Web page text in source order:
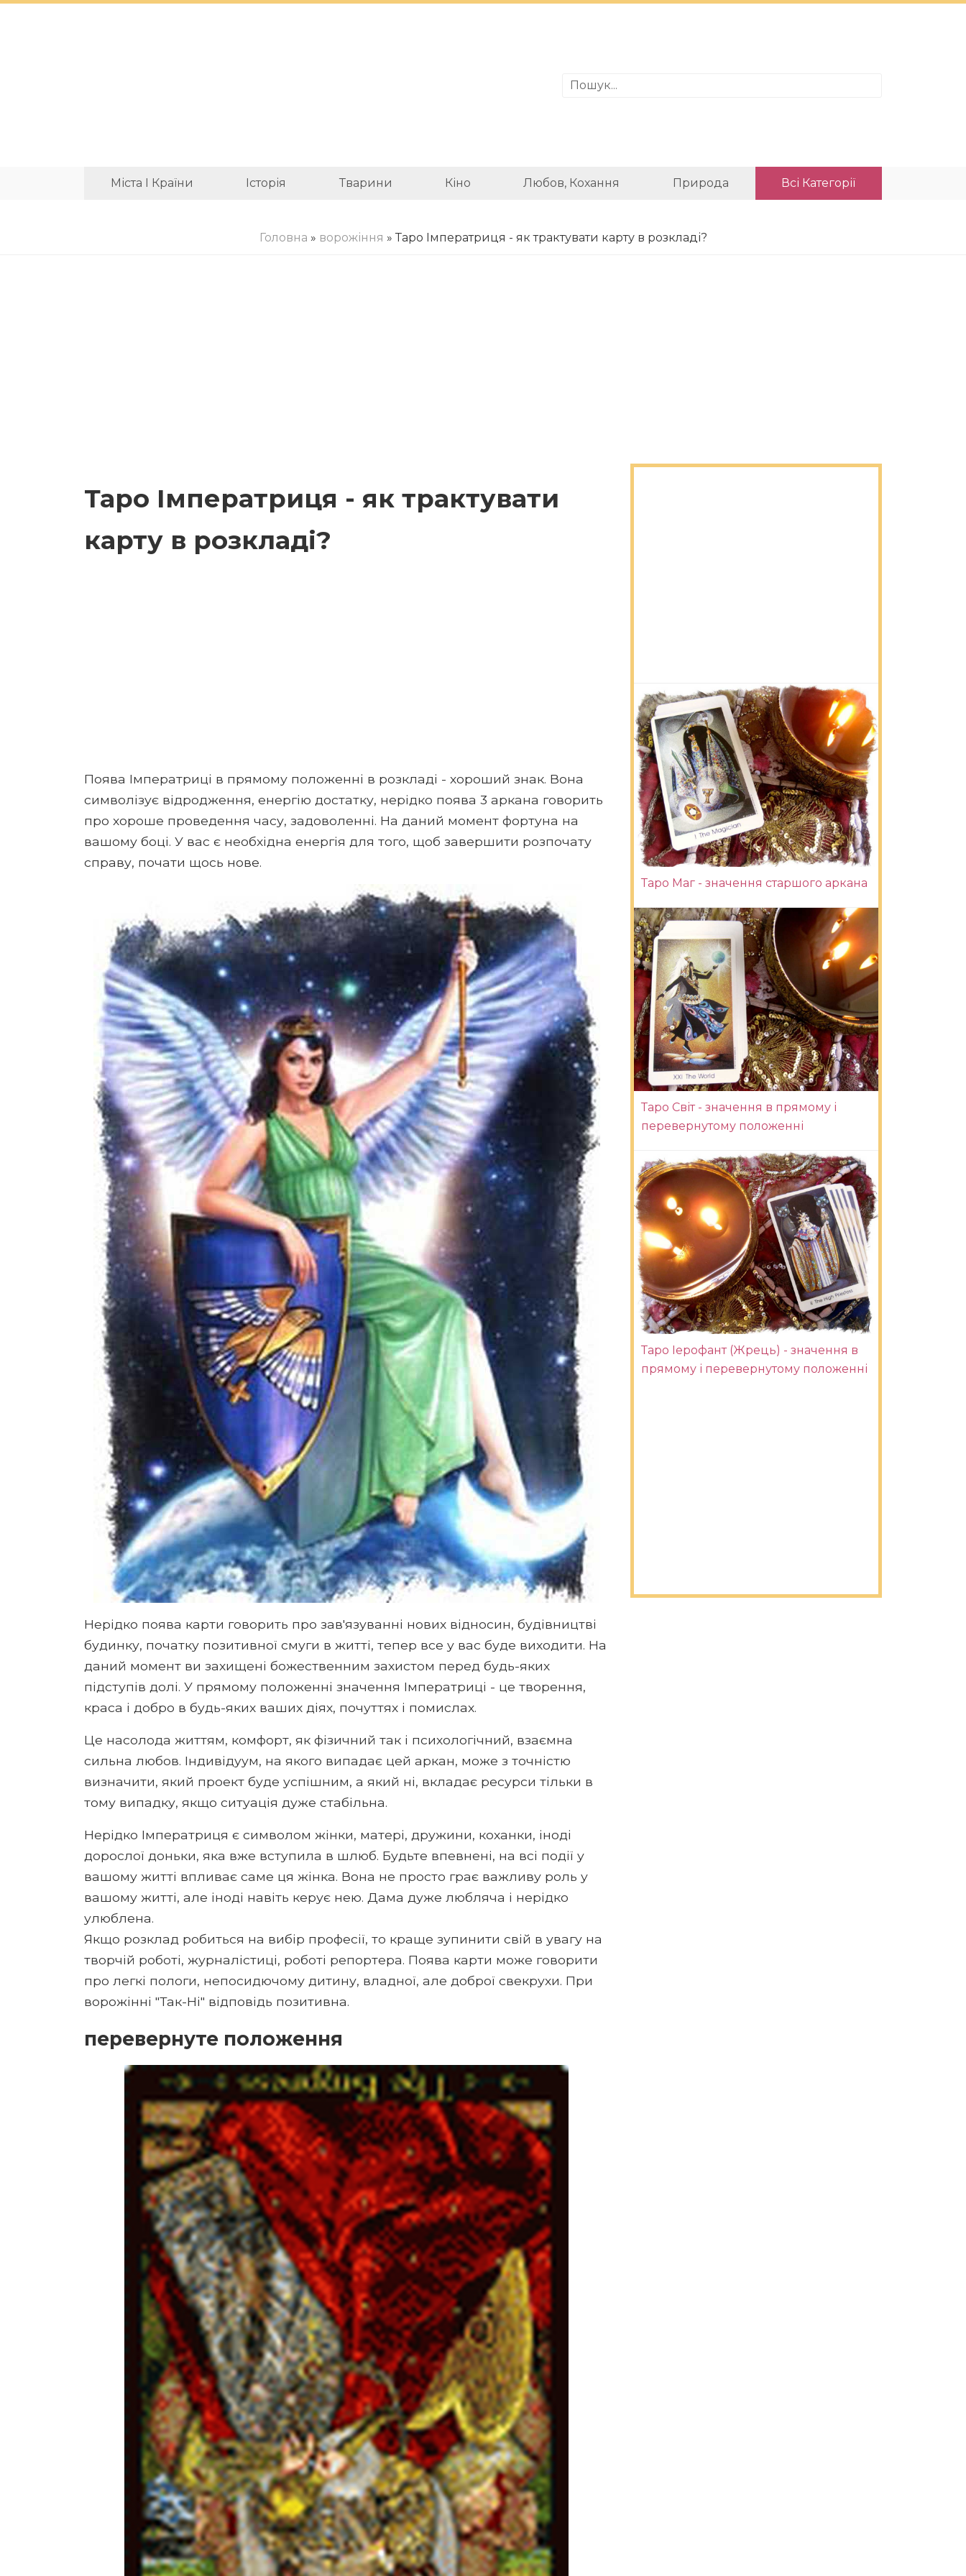
Міста І Країни Історія Тварини Кіно Любов, Кохання Природа Всі Категорії
Головна » ворожіння » Таро Імператриця - як трактувати карту в розкладі?
Таро Імператриця - як трактувати
карту в розкладі?
Поява Імператриці в прямому положенні в розкладі - хороший знак. Вона
символізує відродження, енергію достатку, нерідко поява 3 аркана говорить
про хороше проведення часу, задоволенні. На даний момент фортуна на
вашому боці. У вас є необхідна енергія для того, щоб завершити розпочату
справу, почати щось нове.
Нерідко поява карти говорить про зав'язуванні нових відносин, будівництві
будинку, початку позитивної смуги в житті, тепер все у вас буде виходити. На
даний момент ви захищені божественним захистом перед будь-яких
підступів долі. У прямому положенні значення Імператриці - це творення,
краса і добро в будь-яких ваших діях, почуттях і помислах.
Це насолода життям, комфорт, як фізичний так і психологічний, взаємна
сильна любов. Індивідуум, на якого випадає цей аркан, може з точністю
визначити, який проект буде успішним, а який ні, вкладає ресурси тільки в
тому випадку, якщо ситуація дуже стабільна.
Нерідко Імператриця є символом жінки, матері, дружини, коханки, іноді
дорослої доньки, яка вже вступила в шлюб. Будьте впевнені, на всі події у
вашому житті впливає саме ця жінка. Вона не просто грає важливу роль у
вашому житті, але іноді навіть керує нею. Дама дуже любляча і нерідко
улюблена.
Якщо розклад робиться на вибір професії, то краще зупинити свій в увагу на
творчій роботі, журналістиці, роботі репортера. Поява карти може говорити
про легкі пологи, непосидючому дитину, владної, але доброї свекрухи. При
ворожінні "Так-Ні" відповідь позитивна.
перевернуте положення
Таро Маг - значення старшого аркана
Таро Світ - значення в прямому і
перевернутому положенні
Таро Іерофант (Жрець) - значення в
прямому і перевернутому положенні